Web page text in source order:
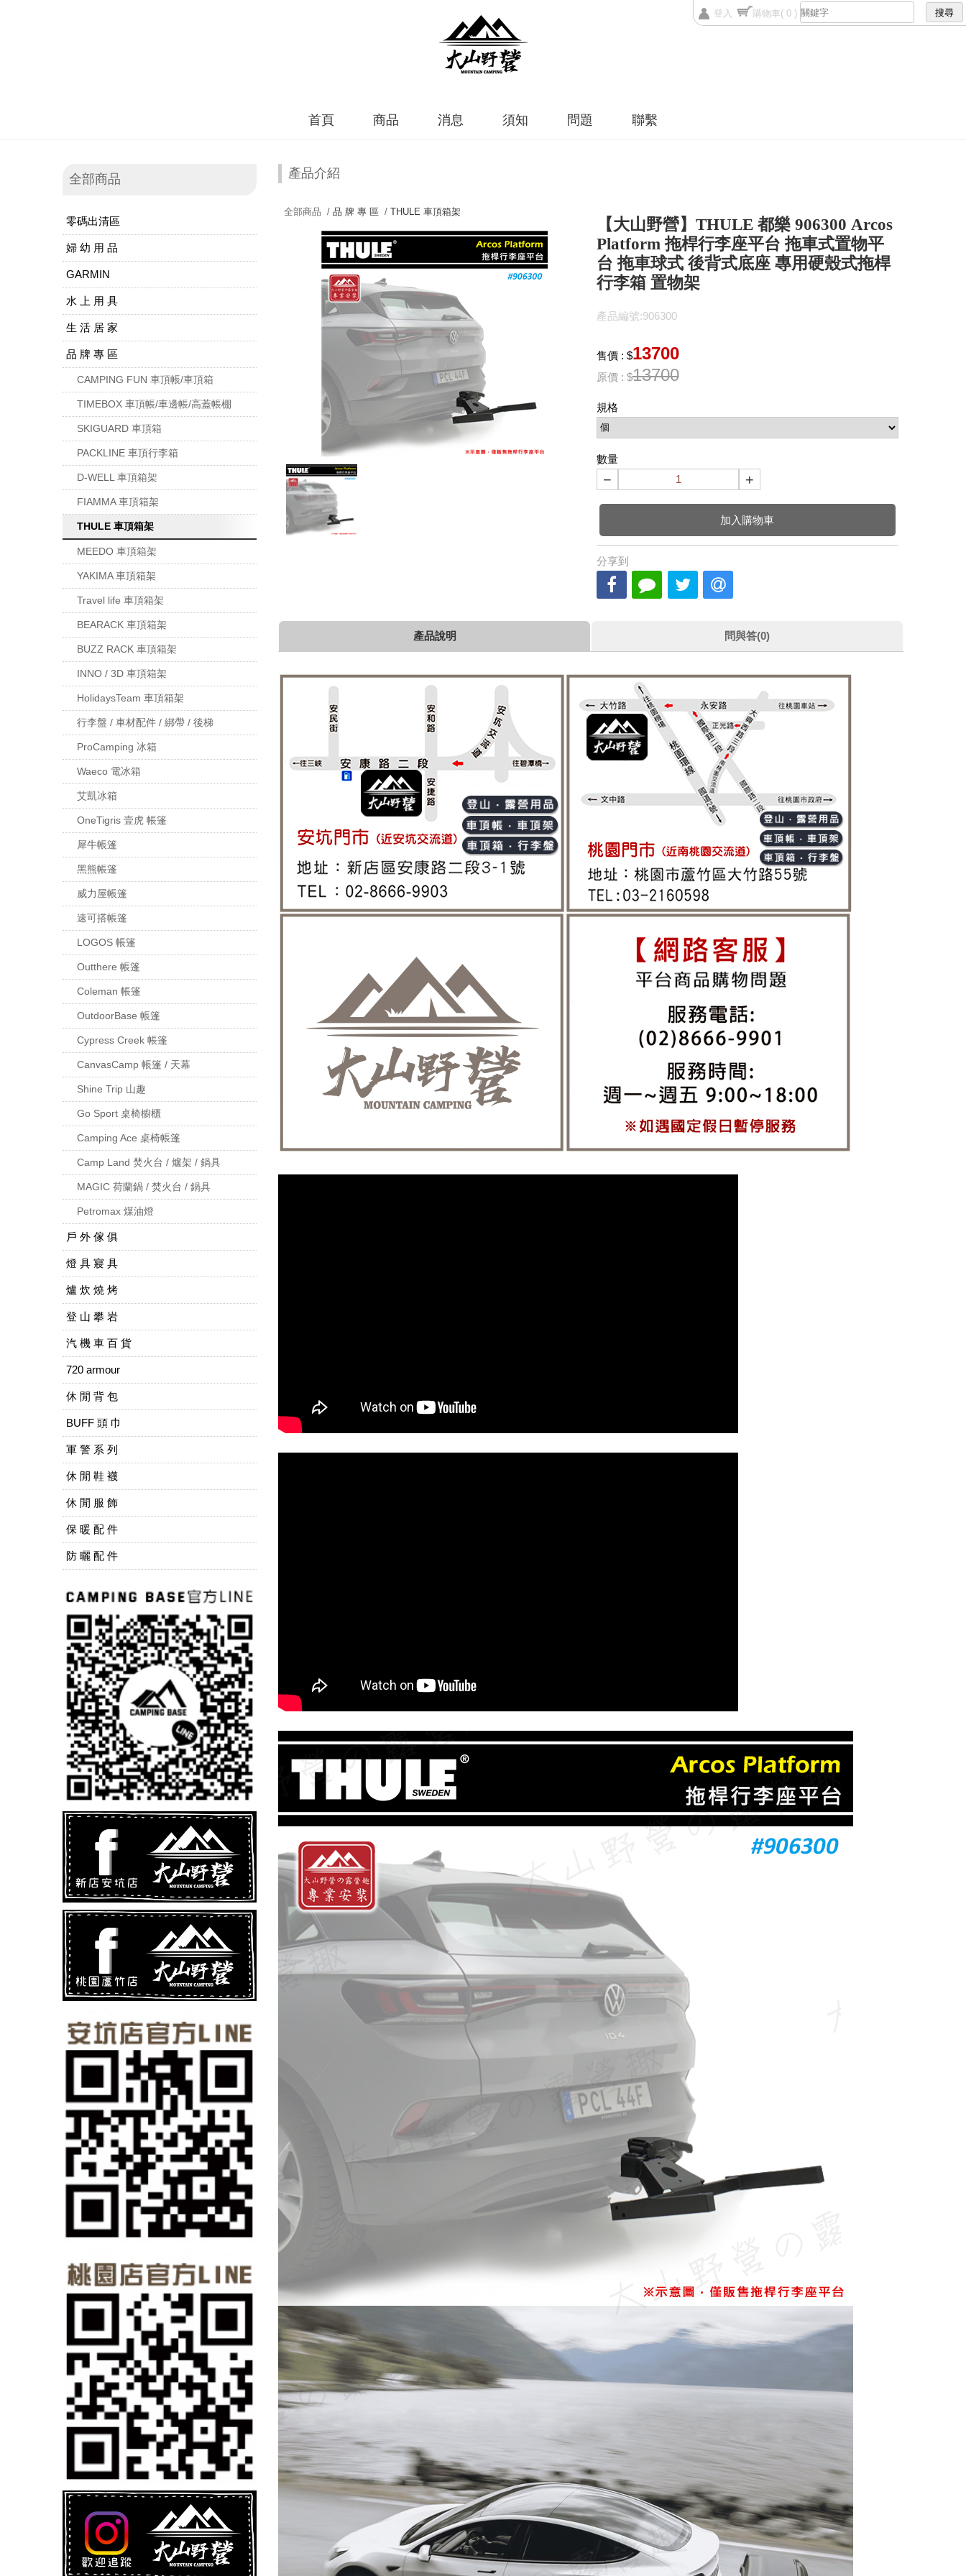
登入 購物車( 0 )
首頁 商品 消息 須知 問題 聯繫
全部商品
零碼出清區
婦 幼 用 品
GARMIN
水 上 用 具
生 活 居 家
品 牌 專 區
CAMPING FUN 車頂帳/車頂箱
TIMEBOX 車頂帳/車邊帳/高蓋帳棚
SKIGUARD 車頂箱
PACKLINE 車頂行李箱
D-WELL 車頂箱架
FIAMMA 車頂箱架
THULE 車頂箱架
MEEDO 車頂箱架
YAKIMA 車頂箱架
Travel life 車頂箱架
BEARACK 車頂箱架
BUZZ RACK 車頂箱架
INNO / 3D 車頂箱架
HolidaysTeam 車頂箱架
行李盤 / 車材配件 / 綁帶 / 後梯
ProCamping 冰箱
Waeco 電冰箱
艾凱冰箱
OneTigris 壹虎 帳篷
犀牛帳篷
黑熊帳篷
威力屋帳篷
速可搭帳篷
LOGOS 帳篷
Outthere 帳篷
Coleman 帳篷
OutdoorBase 帳篷
Cypress Creek 帳篷
CanvasCamp 帳篷 / 天幕
Shine Trip 山趣
Go Sport 桌椅櫥櫃
Camping Ace 桌椅帳篷
Camp Land 焚火台 / 爐架 / 鍋具
MAGIC 荷蘭鍋 / 焚火台 / 鍋具
Petromax 煤油燈
戶 外 傢 俱
燈 具 寢 具
爐 炊 燒 烤
登 山 攀 岩
汽 機 車 百 貨
720 armour
休 閒 背 包
BUFF 頭 巾
軍 警 系 列
休 閒 鞋 襪
休 閒 服 飾
保 暖 配 件
防 曬 配 件
產品介紹
全部商品 / 品 牌 專 區/ THULE 車頂箱架
【大山野營】THULE 都樂 906300 Arcos
Platform 拖桿行李座平台 拖車式置物平
台 拖車球式 後背式底座 專用硬殼式拖桿
行李箱 置物架
產品編號:906300
售價 : $13700
原價 : $13700
規格
數量
− +
加入購物車
分享到
產品說明 問與答(0)